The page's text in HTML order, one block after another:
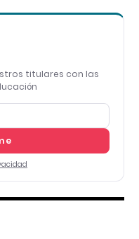
titulares con las